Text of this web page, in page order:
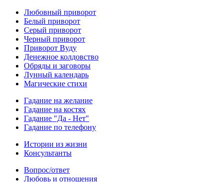
Любовный приворот
Белый приворот
Серый приворот
Черный приворот
Приворот Вуду
Денежное колдовство
Обряды и заговоры
Лунный календарь
Магические стихи
Гадание на желание
Гадание на костях
Гадание "Да - Нет"
Гадание по телефону
Истории из жизни
Консультанты
Вопрос/ответ
Любовь и отношения